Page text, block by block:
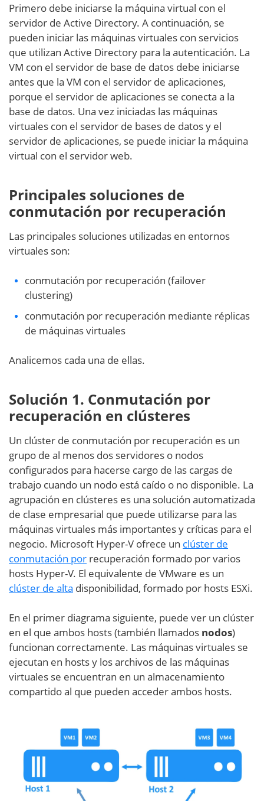
Primero debe iniciarse la máquina virtual con el
servidor de Active Directory. A continuación, se
pueden iniciar las máquinas virtuales con servicios
que utilizan Active Directory para la autenticación. La
VM con el servidor de base de datos debe iniciarse
antes que la VM con el servidor de aplicaciones,
porque el servidor de aplicaciones se conecta a la
base de datos. Una vez iniciadas las máquinas
virtuales con el servidor de bases de datos y el
servidor de aplicaciones, se puede iniciar la máquina
virtual con el servidor web.
Principales soluciones de
conmutación por recuperación
Las principales soluciones utilizadas en entornos
virtuales son:
conmutación por recuperación (failover
clustering)
conmutación por recuperación mediante réplicas
de máquinas virtuales
Analicemos cada una de ellas.
Solución 1. Conmutación por
recuperación en clústeres
Un clúster de conmutación por recuperación es un
grupo de al menos dos servidores o nodos
configurados para hacerse cargo de las cargas de
trabajo cuando un nodo está caído o no disponible. La
agrupación en clústeres es una solución automatizada
de clase empresarial que puede utilizarse para las
máquinas virtuales más importantes y críticas para el
negocio. Microsoft Hyper-V ofrece un clúster de
conmutación por recuperación formado por varios
hosts Hyper-V. El equivalente de VMware es un
clúster de alta disponibilidad, formado por hosts ESXi.
En el primer diagrama siguiente, puede ver un clúster
en el que ambos hosts (también llamados nodos)
funcionan correctamente. Las máquinas virtuales se
ejecutan en hosts y los archivos de las máquinas
virtuales se encuentran en un almacenamiento
compartido al que pueden acceder ambos hosts.